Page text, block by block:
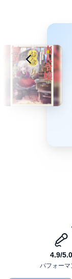
元エスプリ幼帝の
©2025